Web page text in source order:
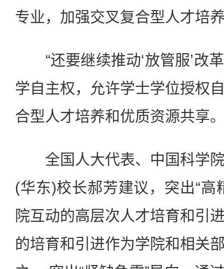
专业，加强交叉复合型人才培
“还要继续推动‘放管服’改
学自主权，允许学士学位授权
合型人才培养和优质资源共享
全国人大代表、中国科学院
(华东)校长郝芳建议，突出“高
院互动的高层次人才培育和引
的培育和引进作为学院和相关